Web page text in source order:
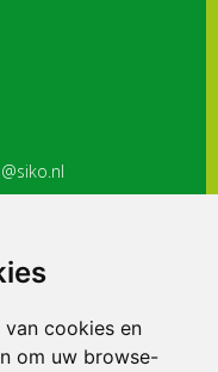
cookies en
om uw browse-